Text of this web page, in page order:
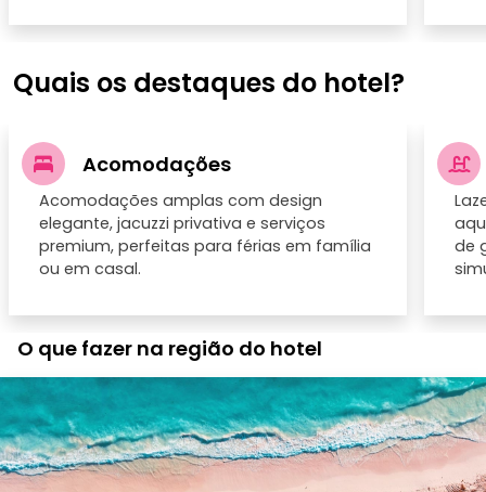
Quais os destaques do hotel?
Acomodações
Acomodações amplas com design
elegante, jacuzzi privativa e serviços
premium, perfeitas para férias em família
ou em casal.
de
O que fazer na região do hotel